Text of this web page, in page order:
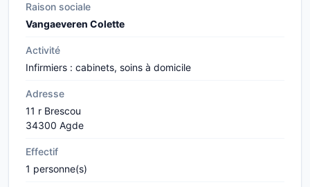
Raison sociale
Vangaeveren Colette
Activité
Infirmiers : cabinets, soins à domicile
Adresse
11 r Brescou
34300 Agde
Effectif
1 personne(s)